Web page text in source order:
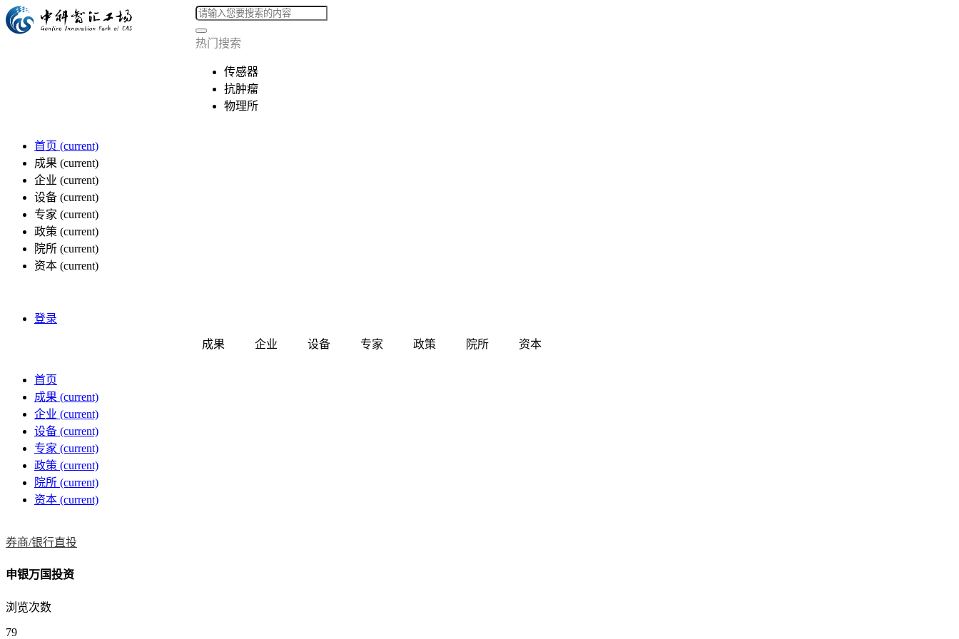
热门搜索
传感器
抗肿瘤
物理所
首页 (current)
成果 (current)
企业 (current)
设备 (current)
专家 (current)
政策 (current)
院所 (current)
资本 (current)
登录
成果 企业 设备 专家 政策 院所 资本
首页
成果 (current)
企业 (current)
设备 (current)
专家 (current)
政策 (current)
院所 (current)
资本 (current)
券商/银行直投
申银万国投资
浏览次数
79